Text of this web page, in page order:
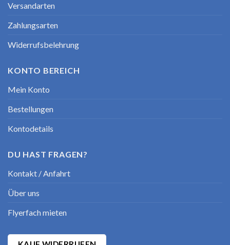
Versandarten
Zahlungsarten
Widerrufsbelehrung
KONTO BEREICH
Mein Konto
Bestellungen
Kontodetails
DU HAST FRAGEN?
Kontakt / Anfahrt
Über uns
Flyerfach mieten